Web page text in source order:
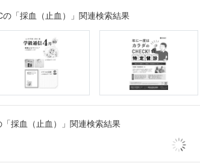
の「採血（止血）」関連検索結果
「採血（止血）」関連検索結果